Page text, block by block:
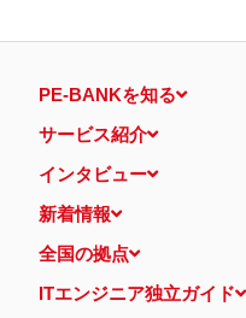
PE-BANKを知る
サービス紹介
インタビュー
新着情報
全国の拠点
ITエンジニア独立ガイド